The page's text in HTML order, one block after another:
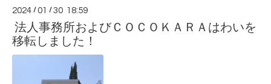
2024 /01 /30 18:59
法人事務所およびＣＯＣＯＫＡＲＡはわいを
移転しました！